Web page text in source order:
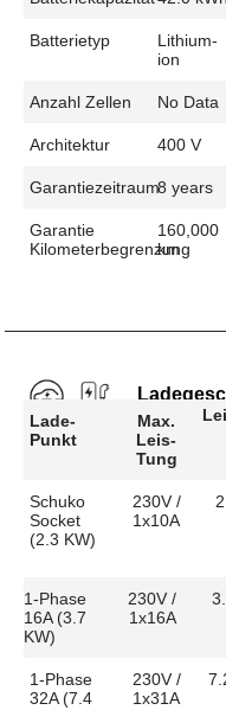
Batterietyp
Lithium-
ion
Anzahl Zellen No Data
Architektur 400 V
Garantiezeitraum8 years
Garantie
Kilometerbegrenzung
160,000
km
Lade-
Punkt
Max.
Leis-
Tung
Schuko
Socket
(2.3 KW)
230V /
1x10A
1-Phase
16A (3.7
KW)
230V /
1x16A
1-Phase
32A (7.4
230V /
1x31A